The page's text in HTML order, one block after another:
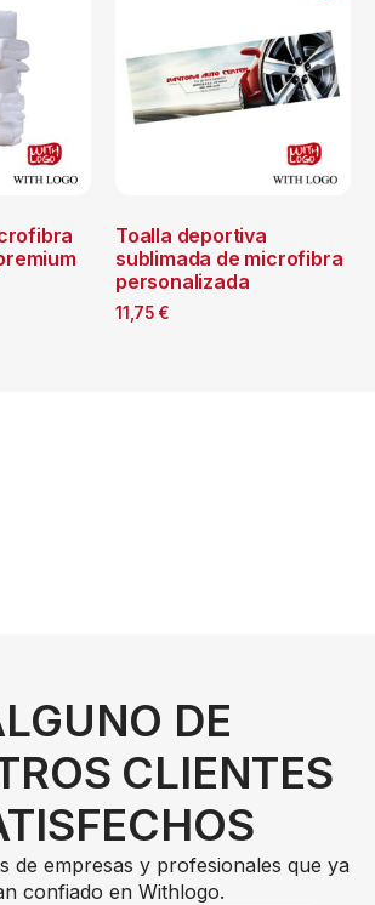
Toalla deportiva
sublimada de microfibra
personalizada
11,75 €
DE
CLIENTES
de empresas y profesionales que ya
confiado en Withlogo.